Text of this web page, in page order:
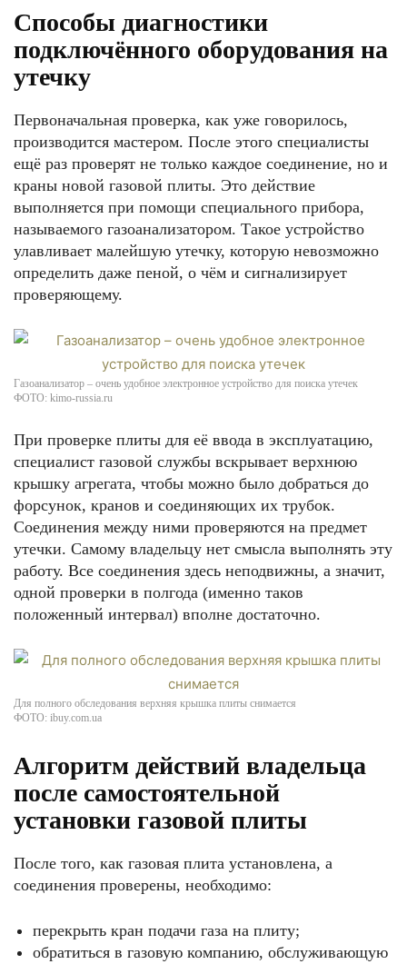
Способы диагностики
подключённого оборудования на
утечку
Первоначальная проверка, как уже говорилось,
производится мастером. После этого специалисты
ещё раз проверят не только каждое соединение, но и
краны новой газовой плиты. Это действие
выполняется при помощи специального прибора,
называемого газоанализатором. Такое устройство
улавливает малейшую утечку, которую невозможно
определить даже пеной, о чём и сигнализирует
проверяющему.
Газоанализатор – очень удобное электронное устройство для поиска утечек
ФОТО: kimo-russia.ru
При проверке плиты для её ввода в эксплуатацию,
специалист газовой службы вскрывает верхнюю
крышку агрегата, чтобы можно было добраться до
форсунок, кранов и соединяющих их трубок.
Соединения между ними проверяются на предмет
утечки. Самому владельцу нет смысла выполнять эту
работу. Все соединения здесь неподвижны, а значит,
одной проверки в полгода (именно таков
положенный интервал) вполне достаточно.
Для полного обследования верхняя крышка плиты снимается
ФОТО: ibuy.com.ua
Алгоритм действий владельца
после самостоятельной
установки газовой плиты
После того, как газовая плита установлена, а
соединения проверены, необходимо:
перекрыть кран подачи газа на плиту;
обратиться в газовую компанию, обслуживающую